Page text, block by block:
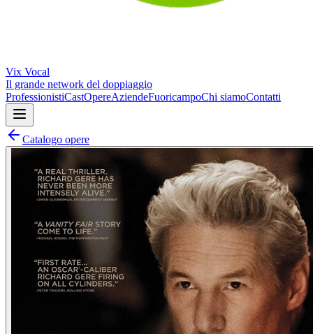
Vix Vocal
Il grande network del doppiaggio
ProfessionistiCastOpereAziendeFuoricampoChi siamoContatti
Catalogo opere